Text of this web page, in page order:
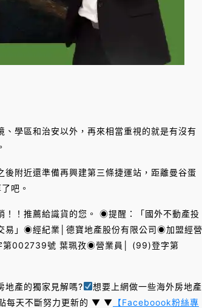
學區和治安以外，再來相當重視的就是有沒有
附近還準備再興建第三條捷運站，距離曼谷蛋
吧。
！推薦給識貨的您。 ◉提醒：「國外不動產投
易」◉經紀業│德寶地產股份有限公司◉加盟經營
第002739號 葉珮孜◉營業員│ (99)登字第
地產的獨家見解嗎?
想要上網做一些海外房地產
每天不斷努力更新的 ▼ ▼
【Faceboook粉絲專